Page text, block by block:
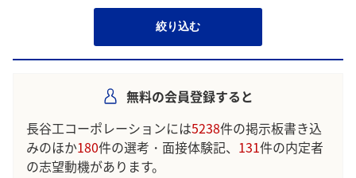
絞り込む
無料の会員登録すると
長谷工コーポレーションには5238件の掲示板書き込
みのほか180件の選考・面接体験記、 131件の内定者
の志望動機があります。